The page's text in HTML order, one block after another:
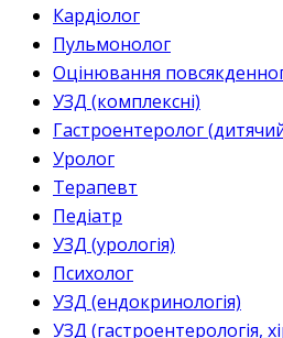
Кардіолог
Пульмонолог
Оцінювання
УЗД (комплексні)
Гастроентеролог
Уролог
Терапевт
Педіатр
УЗД (урологія)
Психолог
УЗД (ендокринологія)
УЗД (гастроентерологія,